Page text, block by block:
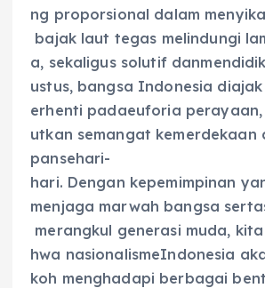
ng proporsional dalam
bajak laut tegas melindungi
a, sekaligus solutif
ustus, bangsa Indonesia
erhenti padaeuforia
utkan semangat kemerdekaan
pansehari-
hari. Dengan kepemimpinan
menjaga marwah bangsa
merangkul generasi muda,
hwa nasionalismeIndonesia
koh menghadapi berbagai